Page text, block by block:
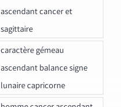
ascendant cancer et
sagittaire
caractère gémeau
ascendant balance signe
lunaire capricorne